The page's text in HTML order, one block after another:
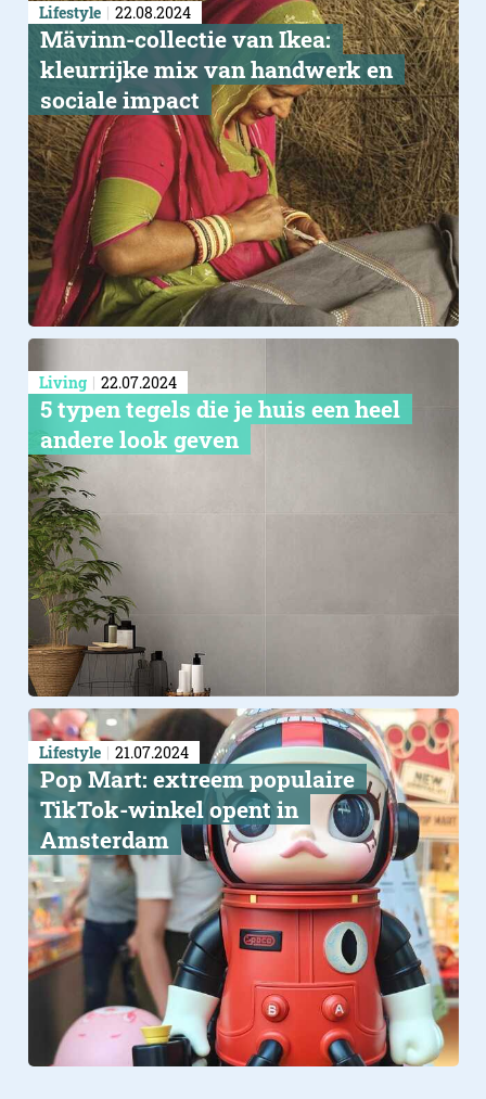
Lifestyle 22.08.2024
Mävinn-collectie van Ikea:
kleurrijke mix van handwerk en
sociale impact
Living 22.07.2024
5 typen tegels die je huis een heel
andere look geven
Lifestyle 21.07.2024
Pop Mart: extreem populaire
TikTok-winkel opent in
Amsterdam